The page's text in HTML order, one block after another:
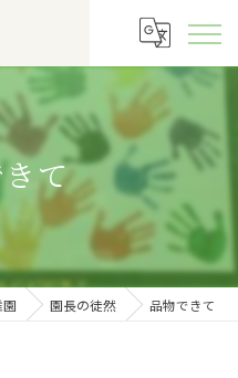
て
園長の徒然 品物できて